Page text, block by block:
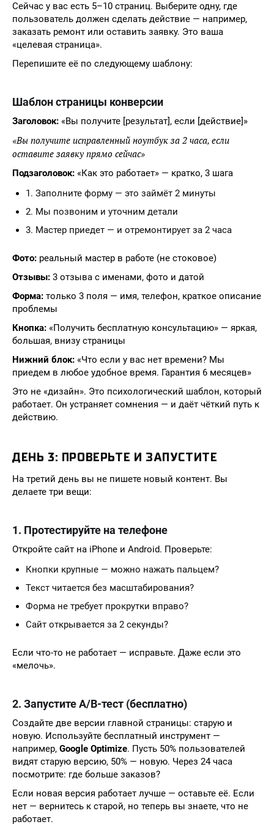
Сейчас у вас есть 5–10 страниц. Выберите одну, где
пользователь должен сделать действие — например,
заказать ремонт или оставить заявку. Это ваша
«целевая страница».
Перепишите её по следующему шаблону:
Шаблон страницы конверсии
Заголовок: «Вы получите [результат], если [действие]»
«Вы получите исправленный ноутбук за 2 часа, если
оставите заявку прямо сейчас»
Подзаголовок: «Как это работает» — кратко, 3 шага
1. Заполните форму — это займёт 2 минуты
2. Мы позвоним и уточним детали
3. Мастер приедет — и отремонтирует за 2 часа
Фото: реальный мастер в работе (не стоковое)
Отзывы: 3 отзыва с именами, фото и датой
Форма: только 3 поля — имя, телефон, краткое описание
проблемы
Кнопка: «Получить бесплатную консультацию» — яркая,
большая, внизу страницы
Нижний блок: «Что если у вас нет времени? Мы
приедем в любое удобное время. Гарантия 6 месяцев»
Это не «дизайн». Это психологический шаблон, который
работает. Он устраняет сомнения — и даёт чёткий путь к
действию.
ДЕНЬ 3: ПРОВЕРЬТЕ И ЗАПУСТИТЕ
На третий день вы не пишете новый контент. Вы
делаете три вещи:
1. Протестируйте на телефоне
Откройте сайт на iPhone и Android. Проверьте:
Кнопки крупные — можно нажать пальцем?
Текст читается без масштабирования?
Форма не требует прокрутки вправо?
Сайт открывается за 2 секунды?
Если что-то не работает — исправьте. Даже если это
«мелочь».
2. Запустите A/B-тест (бесплатно)
Создайте две версии главной страницы: старую и
новую. Используйте бесплатный инструмент —
например, Google Optimize. Пусть 50% пользователей
видят старую версию, 50% — новую. Через 24 часа
посмотрите: где больше заказов?
Если новая версия работает лучше — оставьте её. Если
нет — вернитесь к старой, но теперь вы знаете, что не
работает.